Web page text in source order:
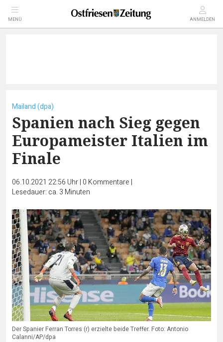
MENÜ ANMELDEN
Mailand (dpa)
Spanien nach Sieg gegen
Europameister Italien im
Finale
06.10.2021 22:56 Uhr| 0 Kommentare |
Lesedauer: ca. 3 Minuten
Der Spanier Ferran Torres (r) erzielte beide Treffer. Foto: Antonio
Calanni/AP/dpa